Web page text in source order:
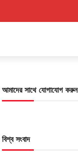
আমাদের সাথে যোগাযোগ করুন
বিশ্ব সংবাদ